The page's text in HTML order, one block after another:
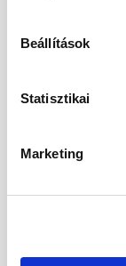
Beállítások
Statisztikai
Marketing
2023. március